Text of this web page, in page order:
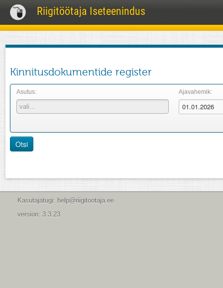
Riigitöötaja Iseteenindus
Kinnitusdokumentide register
Asutus: Ajavahemik:
Otsi
Kasutajatugi: help@riigitootaja.ee
version: 3.3.23